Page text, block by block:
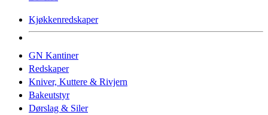
Kjøkkenredskaper
GN Kantiner
Redskaper
Kniver, Kuttere & Rivjern
Bakeutstyr
Dørslag & Siler